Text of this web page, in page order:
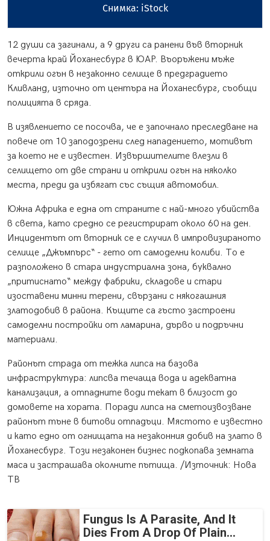
Снимка: iStock
12 души са загинали, а 9 други са ранени във вторник
вечерта край Йоханесбург в ЮАР. Въоръжени мъже
открили огън в незаконно селище в предградието
Кливланд, източно от центъра на Йоханесбург, съобщи
полицията в сряда.
В изявлението се посочва, че е започнало преследване на
повече от 10 заподозрени след нападението, мотивът
за което не е известен. Извършителите влезли в
селището от две страни и открили огън на няколко
места, преди да избягат със същия автомобил.
Южна Африка е една от страните с най-много убийства
в света, като средно се регистрират около 60 на ден.
Инцидентът от вторник се е случил в импровизираното
селище „Джъмпърс“ - гето от самоделни колиби. То е
разположено в стара индустриална зона, буквално
„притиснато“ между фабрики, складове и стари
изоставени минни терени, свързани с някогашния
златодобив в района. Къщите са гъсто застроени
самоделни постройки от ламарина, дърво и подръчни
материали.
Районът страда от тежка липса на базова
инфраструктура: липсва течаща вода и адекватна
канализация, а отпадните води текат в близост до
домовете на хората. Поради липса на сметоизвозване
районът тъне в битови отпадъци. Мястото е известно
и като едно от огнищата на незаконния добив на злато в
Йоханесбург. Този незаконен бизнес подкопава земната
маса и застрашава околните пътища. /Източник: Нова
ТВ
Fungus Is A Parasite, And It
Dies From A Drop Of Plain...